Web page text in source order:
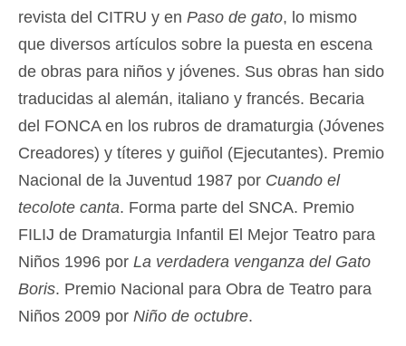
revista del CITRU y en Paso de gato, lo mismo
que diversos artículos sobre la puesta en escena
de obras para niños y jóvenes. Sus obras han sido
traducidas al alemán, italiano y francés. Becaria
del FONCA en los rubros de dramaturgia (Jóvenes
Creadores) y títeres y guiñol (Ejecutantes). Premio
Nacional de la Juventud 1987 por Cuando el
tecolote canta. Forma parte del SNCA. Premio
FILIJ de Dramaturgia Infantil El Mejor Teatro para
Niños 1996 por La verdadera venganza del Gato
Boris. Premio Nacional para Obra de Teatro para
Niños 2009 por Niño de octubre.